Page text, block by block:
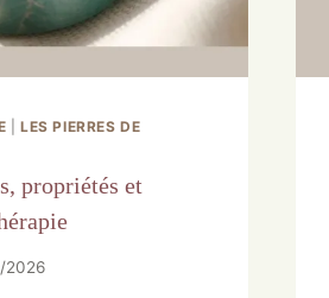
|LES PIERRES DE
propriétés et
2026